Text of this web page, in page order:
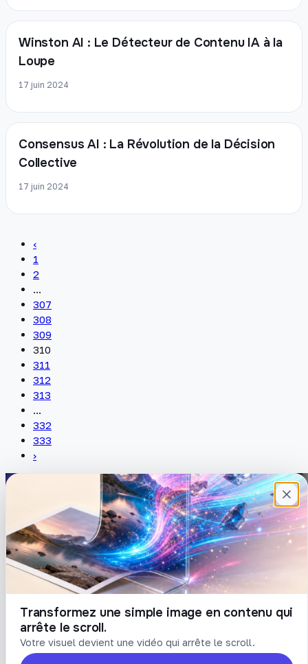
Winston AI : Le Détecteur de Contenu IA à la
Loupe
17 juin 2024
Consensus AI : La Révolution de la Décision
Collective
17 juin 2024
‹
1
2
...
307
308
309
310
311
312
313
...
332
333
›
Transformez une simple image en contenu qui
arrête le scroll.
Votre visuel devient une vidéo qui arrête le scroll.
Plateforme française de création de
contenu avec l’IA. Demandez, Roboto crée.
DÉCOUVRIR
Prompts
Blog
Tarifs
COMPTE
Connexion
Créer un compte
Mot de passe oublié
LÉGAL
Conditions